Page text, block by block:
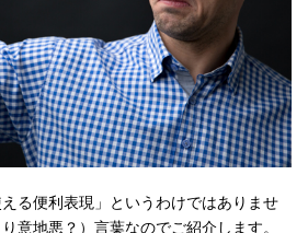
る便利表現」というわけではありませ
意地悪？）言葉なのでご紹介します。